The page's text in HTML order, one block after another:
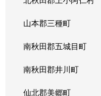
山本郡三種町
南秋田郡五城目町
南秋田郡井川町
仙北郡美郷町